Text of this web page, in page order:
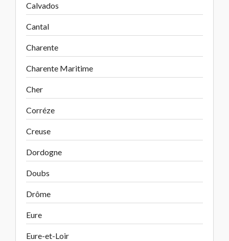
Calvados
Cantal
Charente
Charente Maritime
Cher
Corréze
Creuse
Dordogne
Doubs
Drôme
Eure
Eure-et-Loir